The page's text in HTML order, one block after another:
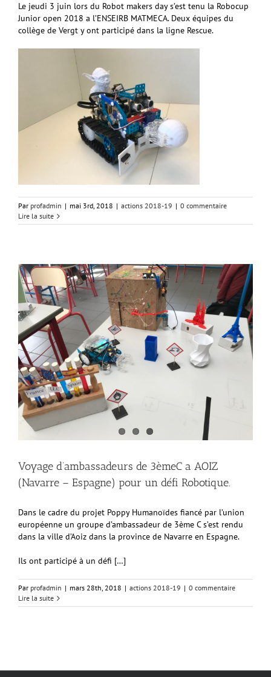
Le jeudi 3 juin lors du Robot makers day s’est tenu la Robocup
Junior open 2018 a l’ENSEIRB MATMECA. Deux équipes du
collège de Vergt y ont participé dans la ligne Rescue.
Par profadmin | mai 3rd, 2018 | actions 2018-19 | 0 commentaire
Lire la suite
Voyage d’ambassadeurs de 3èmeC a AOIZ
(Navarre – Espagne) pour un défi Robotique.
Dans le cadre du projet Poppy Humanoïdes fiancé par l’union
européenne un groupe d’ambassadeur de 3ème C s’est rendu
dans la ville d’Aoiz dans la province de Navarre en Espagne.
Ils ont participé à un défi […]
Par profadmin | mars 28th, 2018 | actions 2018-19 | 0 commentaire
Lire la suite